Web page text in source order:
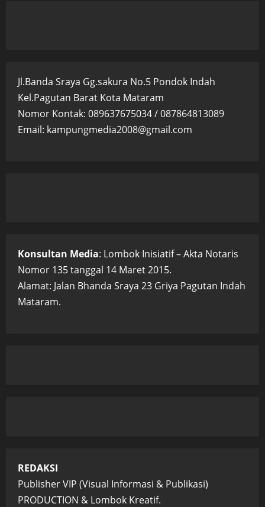
Jl.Banda Sraya Gg.sakura No.5 Pondok Indah
Kel.Pagutan Barat Kota Mataram
Nomor Kontak: 089637675034 / 087864813089
Email: kampungmedia2008@gmail.com
Konsultan Media: Lombok Inisiatif – Akta Notaris
Nomor 135 tanggal 14 Maret 2015.
Alamat: Jalan Bhanda Sraya 23 Griya Pagutan Indah
Mataram.
REDAKSI
Publisher VIP (Visual Informasi & Publikasi)
PRODUCTION & Lombok Kreatif.